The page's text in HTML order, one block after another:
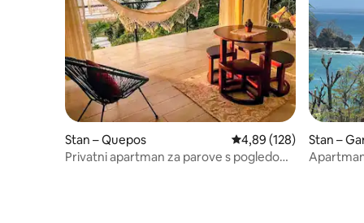
Stan – Quepos Prosječna ocjena: 4,89/
4,89 (128)
Privatni apartman za parove s pogledom
Stan –